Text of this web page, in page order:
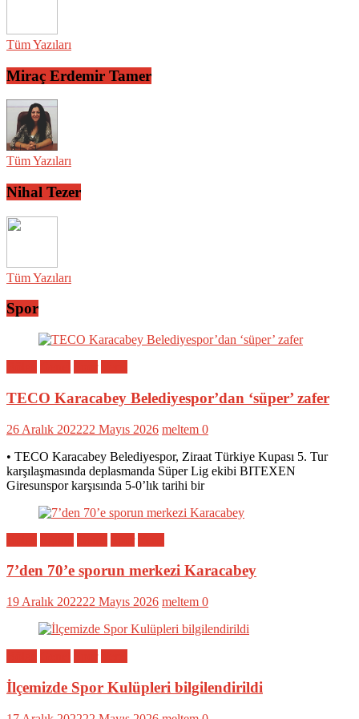
Tüm Yazıları
Miraç Erdemir Tamer
Tüm Yazıları
Nihal Tezer
Tüm Yazıları
Spor
TECO Karacabey Belediyespor’dan ‘süper’ zafer
26 Aralık 202222 Mayıs 2026 meltem 0
• TECO Karacabey Belediyespor, Ziraat Türkiye Kupası 5. Tur
karşılaşmasında deplasmanda Süper Lig ekibi BITEXEN
Giresunspor karşısında 5-0’lık tarihi bir
7’den 70’e sporun merkezi Karacabey
19 Aralık 202222 Mayıs 2026 meltem 0
İlçemizde Spor Kulüpleri bilgilendirildi